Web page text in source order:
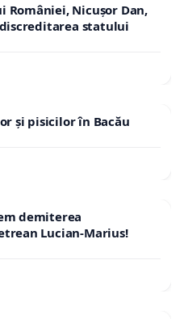
României, Nicușor Dan,
statului
și pisicilor în Bacău
demiterea
Lucian-Marius!